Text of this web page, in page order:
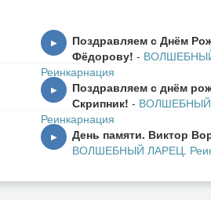
▶
Поздравляем с Днём
Фёдорову! -
Реинкарнация
▶
Поздравляем с днём
Скрипник! - ВОЛШЕБНЫЙ
Реинкарнация
▶ День памяти. Виктор
ВОЛШЕБНЫЙ ЛАРЕЦ.